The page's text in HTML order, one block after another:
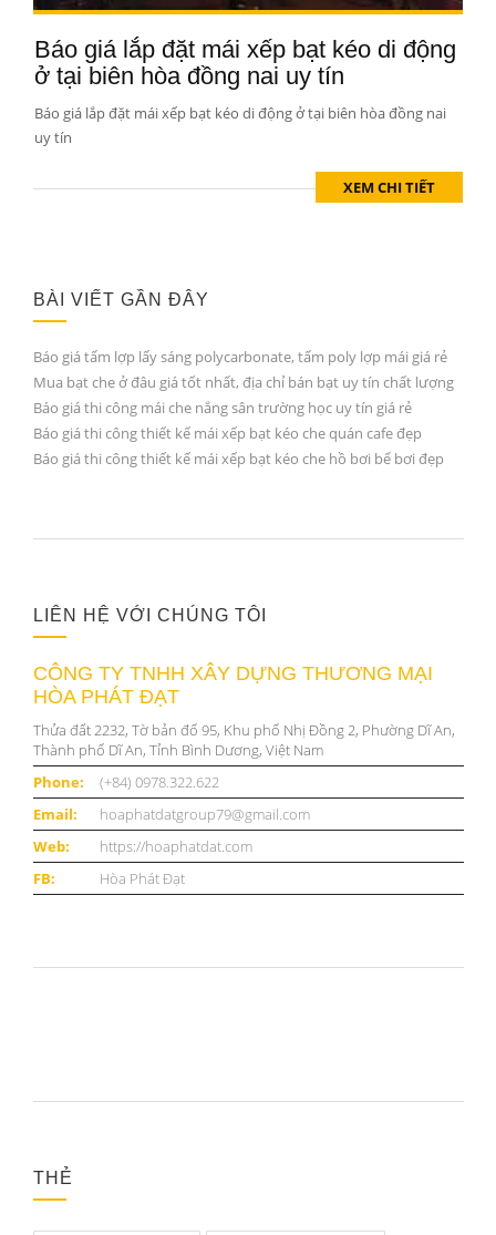
Báo giá lắp đặt mái xếp bạt kéo di động
ở tại biên hòa đồng nai uy tín
Báo giá lắp đặt mái xếp bạt kéo di động ở tại biên hòa đồng nai
uy tín
XEM CHI TIẾT
BÀI VIẾT GẦN ĐÂY
Báo giá tấm lợp lấy sáng polycarbonate, tấm poly lợp mái giá rẻ
Mua bạt che ở đâu giá tốt nhất, địa chỉ bán bạt uy tín chất lượng
Báo giá thi công mái che nắng sân trường học uy tín giá rẻ
Báo giá thi công thiết kế mái xếp bạt kéo che quán cafe đẹp
Báo giá thi công thiết kế mái xếp bạt kéo che hồ bơi bể bơi đẹp
LIÊN HỆ VỚI CHÚNG TÔI
CÔNG TY TNHH XÂY DỰNG THƯƠNG MẠI
HÒA PHÁT ĐẠT
Thửa đất 2232, Tờ bản đố 95, Khu phố Nhị Đồng 2, Phường Dĩ An,
Thành phố Dĩ An, Tỉnh Bình Dương, Việt Nam
Phone:
(+84) 0978.322.622
Email:
hoaphatdatgroup79@gmail.com
Web:
https://hoaphatdat.com
FB:
Hòa Phát Đạt
THẺ